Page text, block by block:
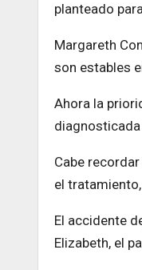
planteado
Margareth
son estables
Ahora la
Cabe
el
El accidente
Elizabeth, el